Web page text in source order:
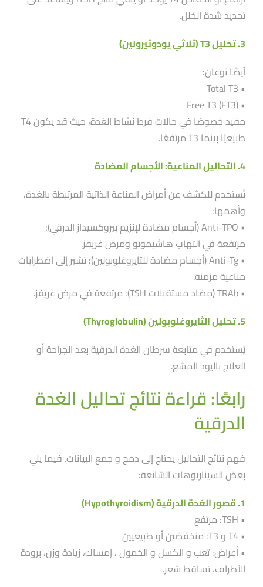
تحديد شدة الخلل.
3. تحليل T3 (ثلاثي يودوثيرونين)
أيضًا نوعان:
• Total T3
• Free T3 (FT3)
مفيد خصوصًا في حالات فرط نشاط الغدة، حيث قد يكون T4
طبيعيًا بينما T3 مرتفعًا.
4. التحاليل المناعية: الأجسام المضادة
تُستخدم للكشف عن أمراض المناعة الذاتية المرتبطة بالغدة،
وأهمها:
• Anti-TPO (أجسام مضادة لإنزيم بيروكسيداز الدرقي):
مرتفعة في التهاب هاشيموتو ومرض غريفز.
• Anti-Tg (أجسام مضادة للثايروغلوبولين): تشير إلى اضطرابات
مناعية مزمنة.
• TRAb (مضاد مستقبلات TSH): مرتفعة في مرض غريفز.
5. تحليل الثايروغلوبولين (Thyroglobulin)
يُستخدم في متابعة سرطان الغدة الدرقية بعد الجراحة أو
العلاج باليود المشع.
رابعًا: قراءة نتائج تحاليل الغدة
الدرقية
فهم نتائج التحاليل يحتاج إلى دمج و جمع البيانات. فيما يلي
بعض السيناريوهات الشائعة:
1. قصور الغدة الدرقية (Hypothyroidism)
• TSH: مرتفع
• T4 و T3: منخفضين أو طبيعيين
• أعراض: تعب و الكسل و الخمول ، إمساك، زيادة وزن، برودة
الأطراف، تساقط شعر.